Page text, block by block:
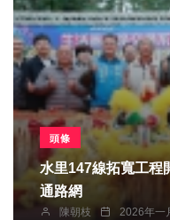
頭條
水里147線拓寬工程
通路網
陳朝枝 2026年一